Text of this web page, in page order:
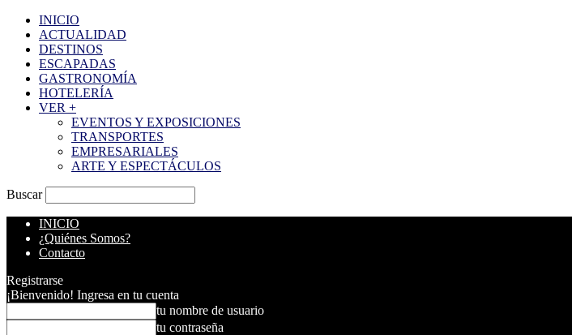
INICIO
ACTUALIDAD
DESTINOS
ESCAPADAS
GASTRONOMÍA
HOTELERÍA
VER +
EVENTOS Y EXPOSICIONES
TRANSPORTES
EMPRESARIALES
ARTE Y ESPECTÁCULOS
Buscar
INICIO
¿Quiénes Somos?
Contacto
Registrarse
¡Bienvenido! Ingresa en tu cuenta
tu nombre de usuario
tu contraseña